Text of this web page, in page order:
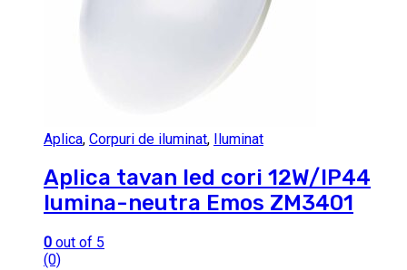
Aplica, Corpuri de iluminat, Iluminat
Aplica tavan led cori 12W/IP44
lumina-neutra Emos ZM3401
0 out of 5
(0)